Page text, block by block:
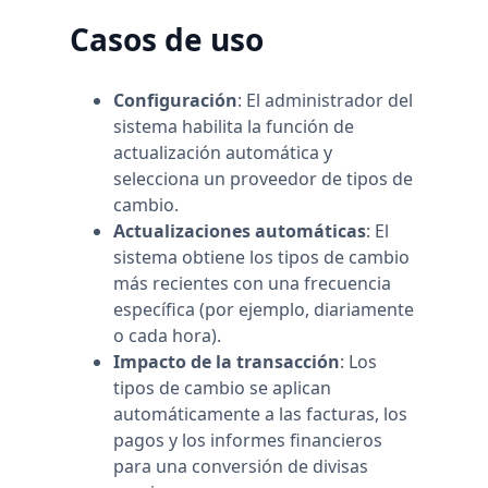
Casos de uso
Configuración: El administrador del
sistema habilita la función de
actualización automática y
selecciona un proveedor de tipos de
cambio.
Actualizaciones automáticas: El
sistema obtiene los tipos de cambio
más recientes con una frecuencia
específica (por ejemplo, diariamente
o cada hora).
Impacto de la transacción: Los
tipos de cambio se aplican
automáticamente a las facturas, los
pagos y los informes financieros
para una conversión de divisas